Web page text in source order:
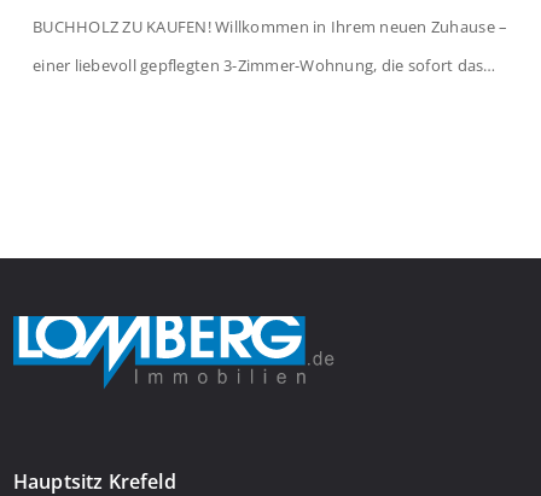
BUCHHOLZ ZU KAUFEN! Willkommen in Ihrem neuen Zuhause –
einer liebevoll gepflegten 3-Zimmer-Wohnung, die sofort das
Hauptsitz Krefeld